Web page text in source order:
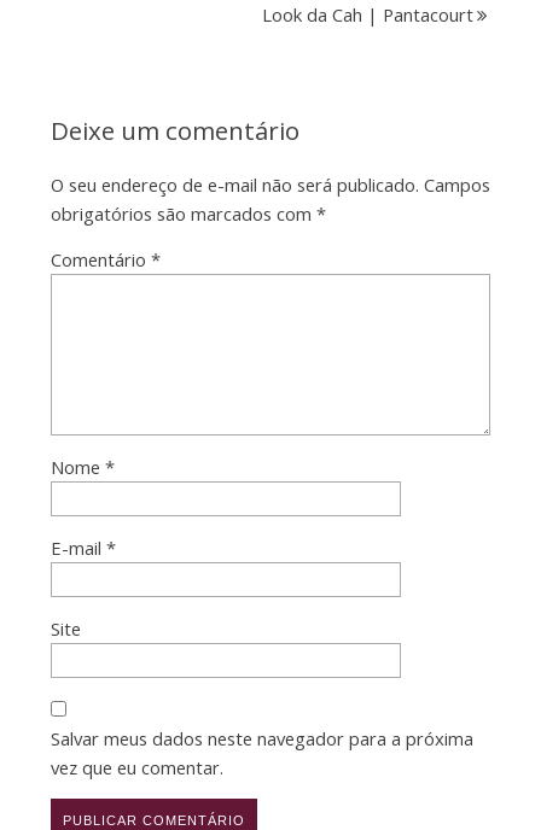
Look da Cah | Pantacourt
Deixe um comentário
O seu endereço de e-mail não será publicado. Campos
obrigatórios são marcados com *
Comentário *
Nome *
E-mail *
Site
Salvar meus dados neste navegador para a próxima
vez que eu comentar.